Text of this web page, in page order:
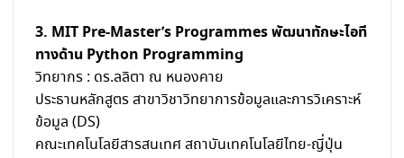
3. MIT Pre-Master’s Programmes พัฒนาทักษะไอที
ทางด้าน Python Programming
วิทยากร : ดร.ลลิตา ณ หนองคาย
ประธานหลักสูตร สาขาวิชาวิทยาการข้อมูลและการวิเคราะห์
ข้อมูล (DS)
คณะเทคโนโลยีสารสนเทศ สถาบันเทคโนโลยีไทย-ญี่ปุ่น